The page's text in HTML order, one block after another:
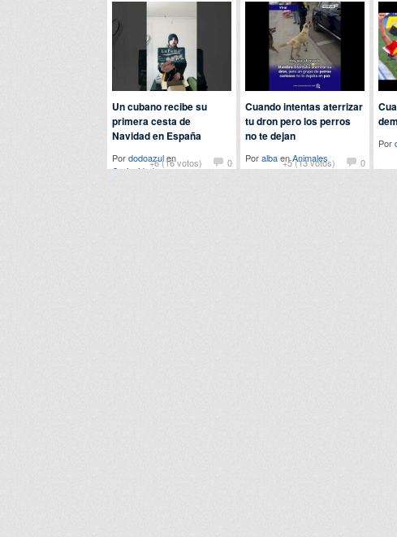
+6 (16 votos) 0
Un cubano recibe su
primera cesta de
Navidad en España
Pordodoazulen
Curiosidades
+5 (13 votos) 0
Cuando intentas aterrizar
tu dron pero los perros
no te dejan
PoralbaenAnimales
Por